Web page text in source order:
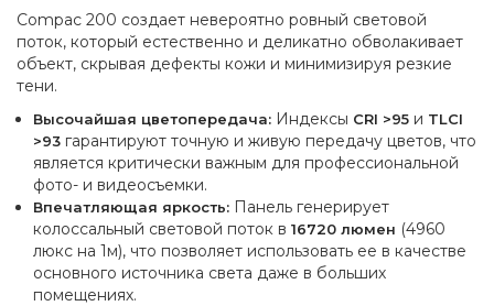
Compac 200 создает невероятно ровный световой
поток, который естественно и деликатно обволакивает
объект, скрывая дефекты кожи и минимизируя резкие
тени.
Высочайшая цветопередача: Индексы CRI >95 и TLCI
>93 гарантируют точную и живую передачу цветов, что
является критически важным для профессиональной
фото- и видеосъемки.
Впечатляющая яркость: Панель генерирует
колоссальный световой поток в 16720 люмен (4960
люкс на 1м), что позволяет использовать ее в качестве
основного источника света даже в больших
помещениях.